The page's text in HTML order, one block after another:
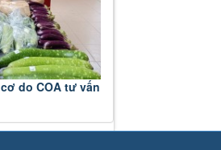
do COA tư vấn